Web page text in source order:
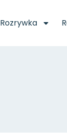
Rozrywka